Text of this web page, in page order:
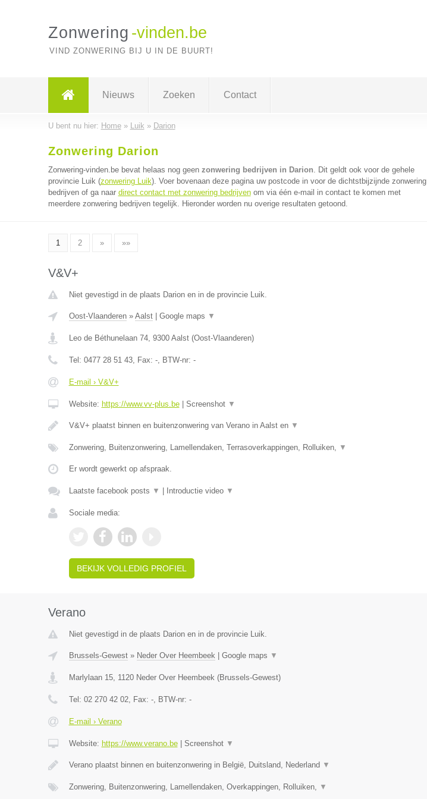
Zonwering -vinden.be
VIND ZONWERING BIJ U IN DE BUURT!
Nieuws Zoeken Contact
U bent nu hier: Home» Luik » Darion
Zonwering Darion
Zonwering-vinden.be bevat helaas nog geen zonwering bedrijven in Darion. Dit geldt ook voor de gehele
provincie Luik (zonwering Luik). Voer bovenaan deze pagina uw postcode in voor de dichtstbijzijnde zonwering
bedrijven of ga naar direct contact met zonwering bedrijvenom via één e-mail in contact te komen met
meerdere zonwering bedrijven tegelijk. Hieronder worden nu overige resultaten getoond.
1 2 » »»
V&V+
Niet gevestigd in de plaats Darion en in de provincie Luik.
Oost-Vlaanderen» Aalst| Google maps ▼
Leo de Béthunelaan 74, 9300 Aalst(Oost-Vlaanderen)
Tel: 0477 28 51 43, Fax: -, BTW-nr: -
E-mail › V&V+
Website: https://www.vv-plus.be| Screenshot ▼
V&V+ plaatst binnen en buitenzonwering van Verano in Aalst en ▼
Zonwering, Buitenzonwering, Lamellendaken, Terrasoverkappingen, Rolluiken, ▼
Er wordt gewerkt op afspraak.
Laatste facebook posts ▼ Introductie video ▼
Sociale media:
BEKIJK VOLLEDIG PROFIEL
Verano
Niet gevestigd in de plaats Darion en in de provincie Luik.
Brussels-Gewest» Neder Over Heembeek| Google maps ▼
Marlylaan 15, 1120 Neder Over Heembeek(Brussels-Gewest)
Tel: 02 270 42 02, Fax: -, BTW-nr: -
E-mail › Verano
Website: https://www.verano.be| Screenshot ▼
Verano plaatst binnen en buitenzonwering in België, Duitsland, Nederland ▼
Zonwering, Buitenzonwering, Lamellendaken, Overkappingen, Rolluiken, ▼